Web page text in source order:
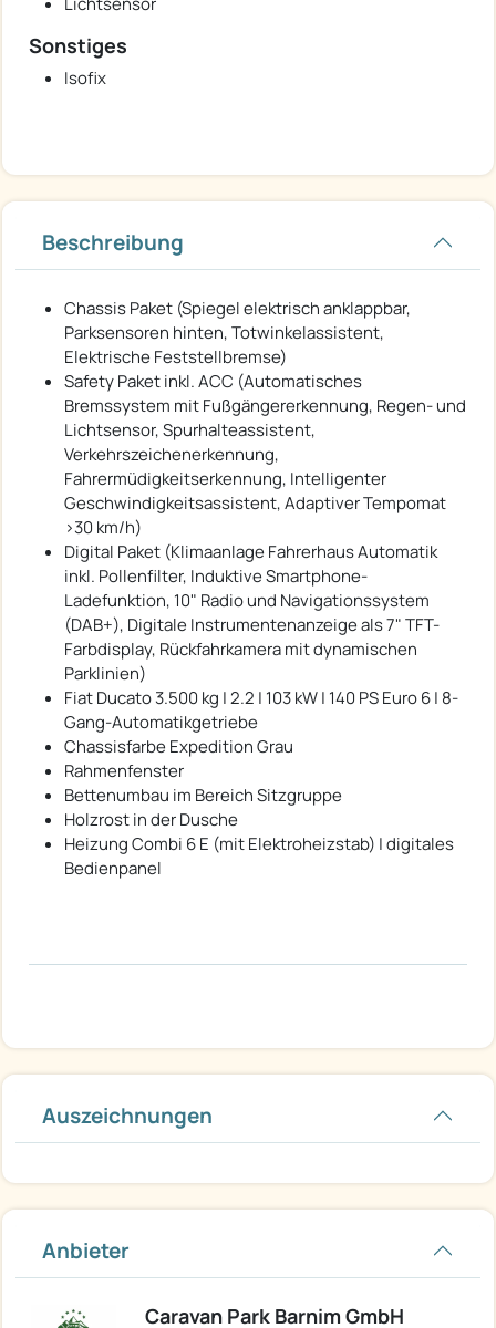
Sonstiges
Isofix
Beschreibung
Chassis Paket (Spiegel elektrisch anklappbar,
Parksensoren hinten, Totwinkelassistent,
Elektrische Feststellbremse)
Safety Paket inkl. ACC (Automatisches
Bremssystem mit Fußgängererkennung, Regen- und
Lichtsensor, Spurhalteassistent,
Verkehrszeichenerkennung,
Fahrermüdigkeitserkennung, Intelligenter
Geschwindigkeitsassistent, Adaptiver Tempomat
>30 km/h)
Digital Paket (Klimaanlage Fahrerhaus Automatik
inkl. Pollenfilter, Induktive Smartphone-
Ladefunktion, 10" Radio und Navigationssystem
(DAB+), Digitale Instrumentenanzeige als 7" TFT-
Farbdisplay, Rückfahrkamera mit dynamischen
Parklinien)
Fiat Ducato 3.500 kg | 2.2 | 103 kW | 140 PS Euro 6 | 8-
Gang-Automatikgetriebe
Chassisfarbe Expedition Grau
Rahmenfenster
Bettenumbau im Bereich Sitzgruppe
Holzrost in der Dusche
Heizung Combi 6 E (mit Elektroheizstab) | digitales
Bedienpanel
Auszeichnungen
Anbieter
Caravan Park Barnim GmbH